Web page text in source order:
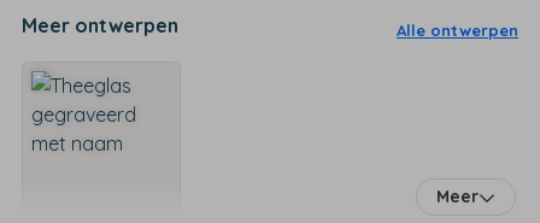
Meer ontwerpen Alle ontwerpen
Meer